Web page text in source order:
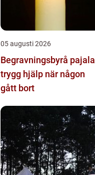
05 augusti 2026
Begravningsbyrå pajala
trygg hjälp när någon
gått bort